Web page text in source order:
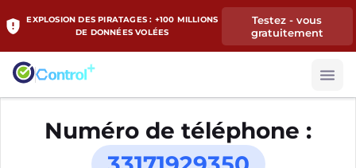
EXPLOSION DES PIRATAGES : +100 MILLIONS
DE DONNÉES VOLÉES
Testez - vous
gratuitement
Numéro de téléphone :